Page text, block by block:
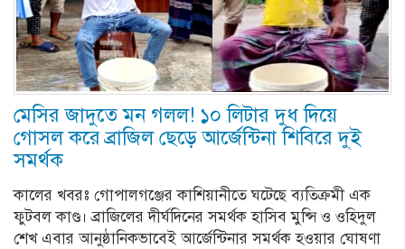
মেসির জাদুতে মন গলল! ১০ লিটার দুধ দিয়ে
গোসল করে ব্রাজিল ছেড়ে আর্জেন্টিনা শিবিরে দুই
সমর্থক
কালের খবরঃ গোপালগঞ্জের কাশিয়ানীতে ঘটেছে ব্যতিক্রমী এক
ফুটবল কাণ্ড। ব্রাজিলের দীর্ঘদিনের সমর্থক হাসিব মুন্সি ও ওহিদুল
শেখ এবার আনুষ্ঠানিকভাবেই আর্জেন্টিনার সমর্থক হওয়ার ঘোষণা